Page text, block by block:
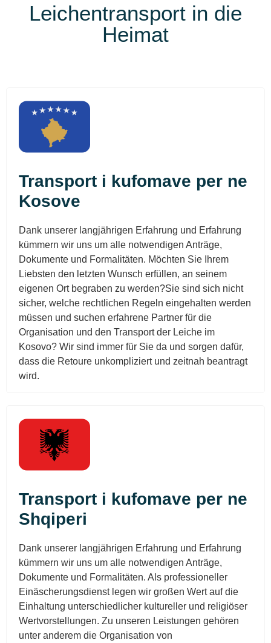
Leichentransport in die
Heimat
Transport i kufomave per ne
Kosove
Dank unserer langjährigen Erfahrung und Erfahrung
kümmern wir uns um alle notwendigen Anträge,
Dokumente und Formalitäten. Möchten Sie Ihrem
Liebsten den letzten Wunsch erfüllen, an seinem
eigenen Ort begraben zu werden?Sie sind sich nicht
sicher, welche rechtlichen Regeln eingehalten werden
müssen und suchen erfahrene Partner für die
Organisation und den Transport der Leiche im
Kosovo? Wir sind immer für Sie da und sorgen dafür,
dass die Retoure unkompliziert und zeitnah beantragt
wird.
Transport i kufomave per ne
Shqiperi
Dank unserer langjährigen Erfahrung und Erfahrung
kümmern wir uns um alle notwendigen Anträge,
Dokumente und Formalitäten. Als professioneller
Einäscherungsdienst legen wir großen Wert auf die
Einhaltung unterschiedlicher kultureller und religiöser
Wertvorstellungen. Zu unseren Leistungen gehören
unter anderem die Organisation von